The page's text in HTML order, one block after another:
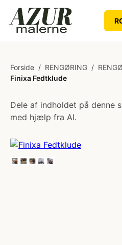
Forside / RENGØRING /
Finixa Fedtklude
Dele af indholdet på denne
med hjælp fra AI.